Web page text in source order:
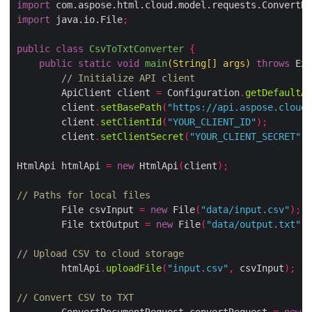
import
import java.io.File;
public class CsvToTxtConverter {
public static void main(String [] args) throws
// Initialize API client
        ApiClient client
= Configuration.
        client
. setBasePath( "https://api.aspose.cloud"
        client
. setClientId ( "YOUR_CLIENT_ID" );
        client
. setClientSecret ( "YOUR_CLIENT_SECRET"
HtmlApi htmlApi = new HtmlApi (client);
// Paths for local files
        File csvInput
= new File( "data/input.csv" );
        File txtOutput
= new File( "data/output.txt"
// Upload CSV to cloud storage
        htmlApi
. uploadFile( "input.csv" , csvInput);
// Convert CSV to TXT